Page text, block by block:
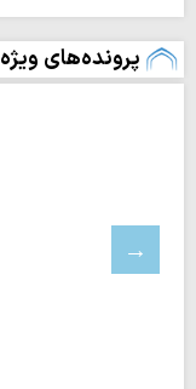
پرونده‌های ویژه